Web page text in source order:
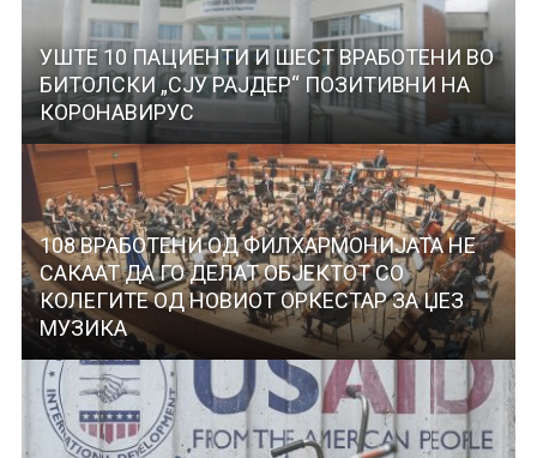
УШТЕ 10 ПАЦИЕНТИ И ШЕСТ ВРАБОТЕНИ ВО
БИТОЛСКИ „СЈУ РАЈДЕР“ ПОЗИТИВНИ НА
КОРОНАВИРУС
108 ВРАБОТЕНИ ОД ФИЛХАРМОНИЈАТА НЕ
САКААТ ДА ГО ДЕЛАТ ОБЈЕКТОТ СО
КОЛЕГИТЕ ОД НОВИОТ ОРКЕСТАР ЗА ЏЕЗ
МУЗИКА